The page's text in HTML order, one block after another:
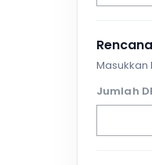
Masukkan
Jumlah